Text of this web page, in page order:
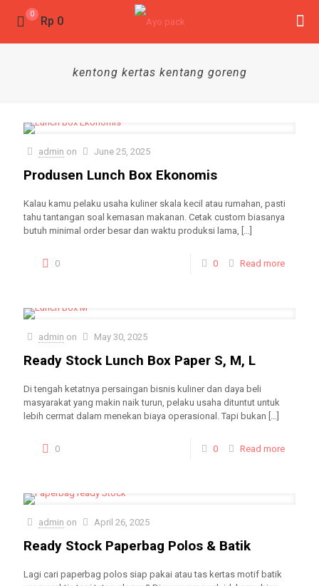
0
Rp 0
kentong kertas kentang goreng
admin on June 25, 2025
Produsen Lunch Box Ekonomis
Kalau kamu pelaku usaha kuliner skala kecil atau rumahan, pasti
tahu tantangan soal kemasan makanan. Cetak custom biasanya
butuh minimal order besar dan waktu produksi lama, […]
0 0 Read more
admin on May 30, 2025
Ready Stock Lunch Box Paper S, M, L
Di tengah ketatnya persaingan bisnis kuliner dan daya beli
masyarakat yang makin naik turun, pelaku usaha dituntut untuk
lebih cermat dalam menekan biaya operasional. Tapi bukan […]
0 0 Read more
admin on April 26, 2025
Ready Stock Paperbag Polos & Batik
Lagi cari paperbag polos siap pakai atau tas kertas motif batik